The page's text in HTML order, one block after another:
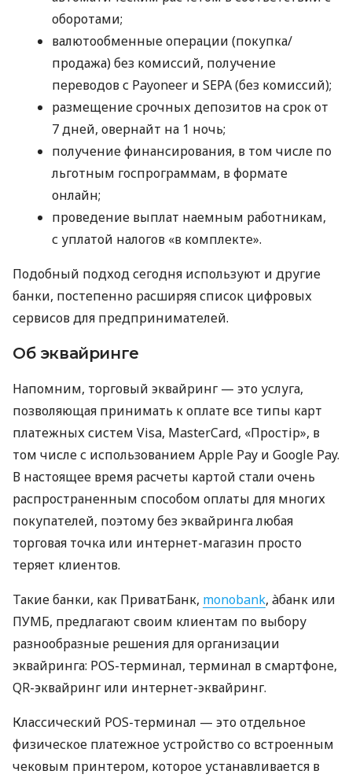
оборотами;
валютообменные операции (покупка/
продажа) без комиссий, получение
переводов с Payoneer и SEPA (без комиссий);
размещение срочных депозитов на срок от
7 дней, овернайт на 1 ночь;
получение финансирования, в том числе по
льготным госпрограммам, в формате
онлайн;
проведение выплат наемным работникам,
с уплатой налогов «в комплекте».
Подобный подход сегодня используют и другие
банки, постепенно расширяя список цифровых
сервисов для предпринимателей.
Об эквайринге
Напомним, торговый эквайринг — это услуга,
позволяющая принимать к оплате все типы карт
платежных систем Visa, MasterCard, «Простір», в
том числе с использованием Apple Pay и Google Pay.
В настоящее время расчеты картой стали очень
распространенным способом оплаты для многих
покупателей, поэтому без эквайринга любая
торговая точка или интернет-магазин просто
теряет клиентов.
Такие банки, как ПриватБанк, monobank, àбанк или
ПУМБ, предлагают своим клиентам по выбору
разнообразные решения для организации
эквайринга: POS-терминал, терминал в смартфоне,
QR-эквайринг или интернет-эквайринг.
Классический POS-терминал — это отдельное
физическое платежное устройство со встроенным
чековым принтером, которое устанавливается в